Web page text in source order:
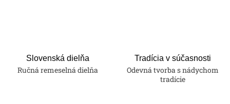
Slovenská dielňa
Ručná remeselná dielňa
Tradícia v súčasnosti
Odevná tvorba s nádychom
tradície